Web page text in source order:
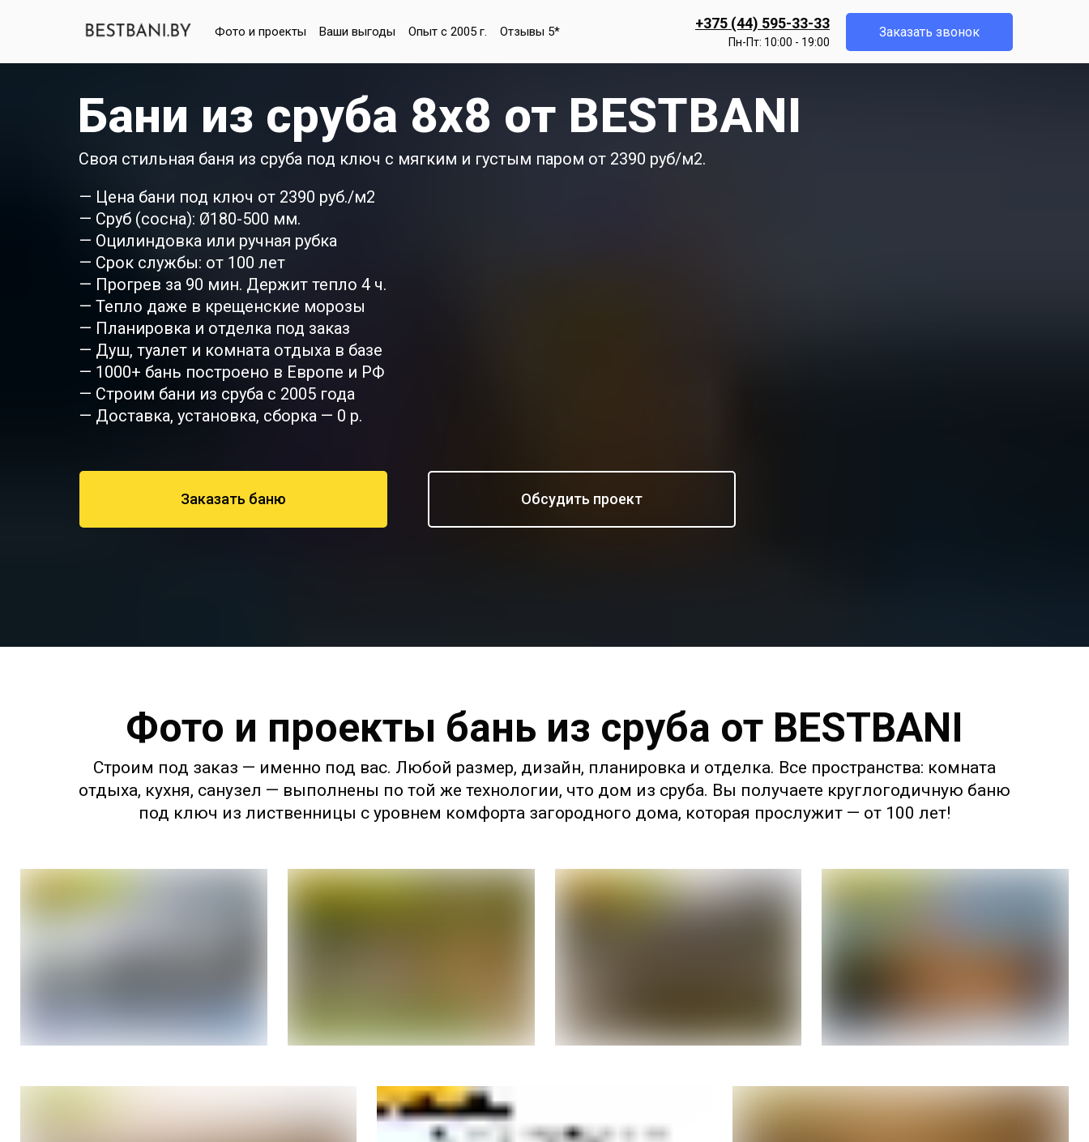
Фото и проекты Ваши выгоды Опыт с 2005 г. Отзывы 5* +375 (44) 595-33-33
Пн-Пт: 10:00 - 19:00
Заказать звонок
Обсудить проект
— Цена бани под ключ от 2390 руб./м2
— Сруб (сосна): Ø180-500 мм.
— Оцилиндовка или ручная рубка
— Срок службы: от 100 лет
— Прогрев за 90 мин. Держит тепло 4 ч.
— Тепло даже в крещенские морозы
— Планировка и отделка под заказ
— Душ, туалет и комната отдыха в базе
— 1000+ бань построено в Европе и РФ
— Строим бани из сруба с 2005 года
— Доставка, установка, сборка — 0 р.
Заказать баню
Своя стильная баня из сруба под ключ с мягким и густым паром от 2390 руб/м2.
Бани из сруба 8х8 от BESTBANI
Фото и проекты бань из сруба от BESTBANI
Строим под заказ — именно под вас. Любой размер, дизайн, планировка и отделка. Все пространства: комната
отдыха, кухня, санузел — выполнены по той же технологии, что дом из сруба. Вы получаете круглогодичную баню
под ключ из лиственницы с уровнем комфорта загородного дома, которая прослужит — от 100 лет!